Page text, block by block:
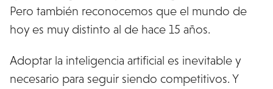
Pero también reconocemos que el mundo de
hoy es muy distinto al de hace 15 años.
Adoptar la inteligencia artificial es inevitable y
necesario para seguir siendo competitivos. Y